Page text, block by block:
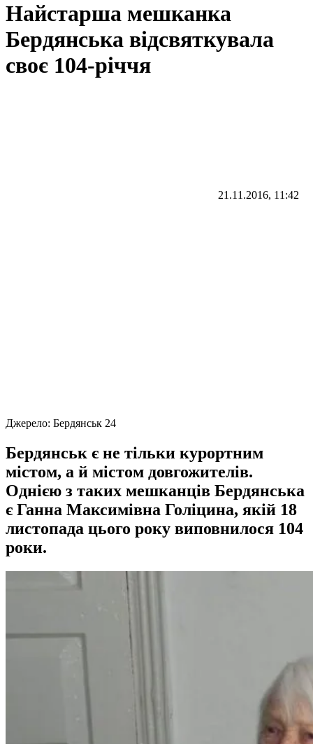
Найстарша мешканка
Бердянська відсвяткувала
своє 104-річчя
21.11.2016, 11:42
Джерело: Бердянськ 24
Бердянськ є не тільки курортним
містом, а й містом довгожителів.
Однією з таких мешканців Бердянська
є Ганна Максимівна Голіцина, якій 18
листопада цього року виповнилося 104
роки.